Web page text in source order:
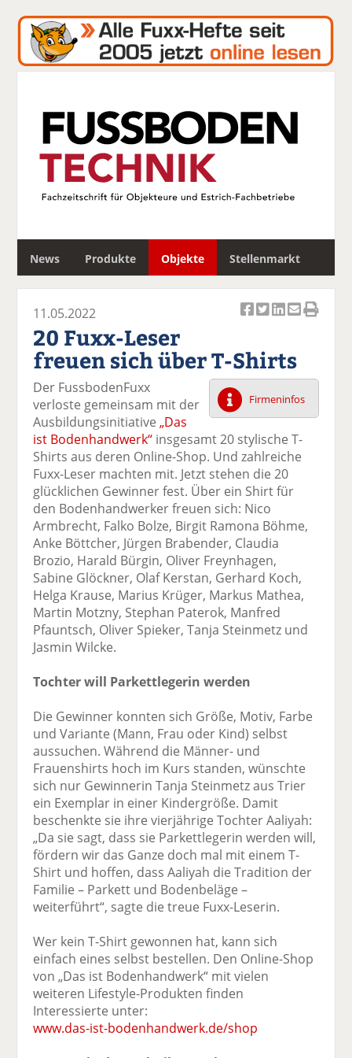
News Produkte Objekte Stellenmarkt
c
k
el
a
uf
F
ac
e
b
o
o
k
te
il
e
n
k
el
t
wi
tt
er
n
k
el
a
uf
Li
n
k
e
di
n
te
il
e
n
k
el
p
er
E
m
ai
l
v
se
d
e
n
el
D
ru
11.05.2022
20 Fuxx-Leser
freuen sich über T-Shirts
Firmeninfos
Der FussbodenFuxx
verloste gemeinsam mit der
Ausbildungsinitiative„Das
ist Bodenhandwerk“ insgesamt 20 stylische T-
Shirts aus deren Online-Shop. Und zahlreiche
Fuxx-Leser machten mit. Jetzt stehen die 20
glücklichen Gewinner fest. Über ein Shirt für
den Bodenhandwerker freuen sich: Nico
Armbrecht, Falko Bolze, Birgit Ramona Böhme,
Anke Böttcher, Jürgen Brabender, Claudia
Brozio, Harald Bürgin, Oliver Freynhagen,
Sabine Glöckner, Olaf Kerstan, Gerhard Koch,
Helga Krause, Marius Krüger, Markus Mathea,
Martin Motzny, Stephan Paterok, Manfred
Pfauntsch, Oliver Spieker, Tanja Steinmetz und
Jasmin Wilcke.
Tochter will Parkettlegerin werden
Die Gewinner konnten sich Größe, Motiv, Farbe
und Variante (Mann, Frau oder Kind) selbst
aussuchen. Während die Männer- und
Frauenshirts hoch im Kurs standen, wünschte
sich nur Gewinnerin Tanja Steinmetz aus Trier
ein Exemplar in einer Kindergröße. Damit
beschenkte sie ihre vierjährige Tochter Aaliyah:
„Da sie sagt, dass sie Parkettlegerin werden will,
fördern wir das Ganze doch mal mit einem T-
Shirt und hoffen, dass Aaliyah die Tradition der
Familie – Parkett und Bodenbeläge –
weiterführt“, sagte die treue Fuxx-Leserin.
Wer kein T-Shirt gewonnen hat, kann sich
einfach eines selbst bestellen. Den Online-Shop
von „Das ist Bodenhandwerk“ mit vielen
weiteren Lifestyle-Produkten finden
Interessierte unter:
www.das-ist-bodenhandwerk.de/shop